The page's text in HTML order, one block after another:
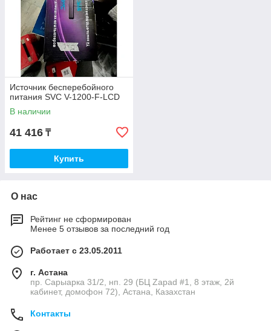
Источник бесперебойного
питания SVC V-1200-F-LCD
В наличии
41 416 ₸
Купить
О нас
Рейтинг не сформирован
Менее 5 отзывов за последний год
Работает с 23.05.2011
г. Астана
пр. Сарыарка 31/2, нп. 29 (БЦ Zapad #1, 8 этаж, 2й
кабинет, домофон 72), Астана, Казахстан
Контакты